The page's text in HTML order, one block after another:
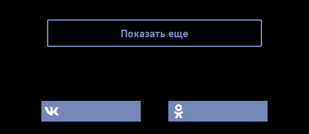
Показать еще